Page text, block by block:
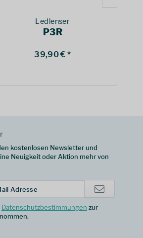
Ledlenser
P3R
39,90 € *
kostenlosen Newsletter und
Neuigkeit oder Aktion mehr von
Datenschutzbestimmungen zur